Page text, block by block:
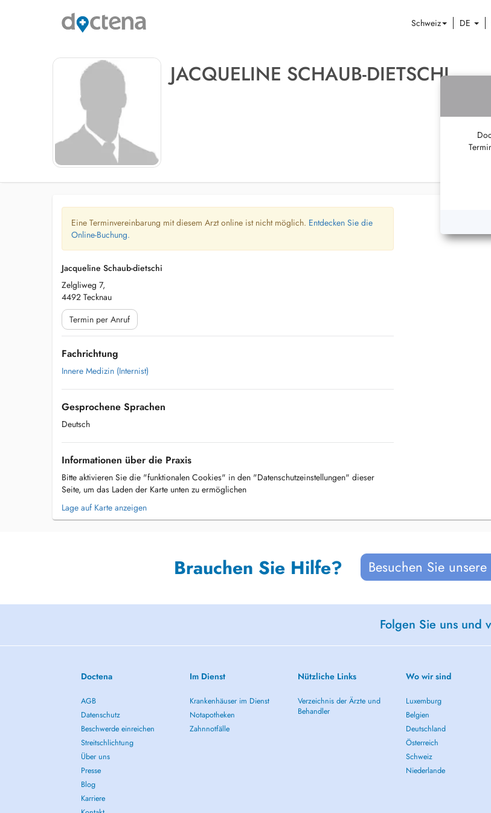
Schweiz DE
JACQUELINE SCHAUB-DIETSCHI
Eine Terminvereinbarung mit diesem Arzt online ist nicht möglich. Entdecken Sie die
Online-Buchung.
Jacqueline Schaub-dietschi
Zelgliweg 7,
4492 Tecknau
Termin per Anruf
Fachrichtung
Innere Medizin (Internist)
Gesprochene Sprachen
Deutsch
Informationen über die Praxis
Bitte aktivieren Sie die "funktionalen Cookies" in den "Datenschutzeinstellungen" dieser
Seite, um das Laden der Karte unten zu ermöglichen
Lage auf Karte anzeigen
Brauchen Sie Hilfe? Besuchen Sie
Folgen Sie uns und
Doctena
AGB
Datenschutz
Beschwerde einreichen
Streitschlichtung
Über uns
Presse
Blog
Karriere
Im Dienst
Krankenhäuser im Dienst
Notapotheken
Zahnnotfälle
Nützliche Links
Verzeichnis der Ärzte und
Behandler
Wo wir sind
Luxemburg
Belgien
Deutschland
Österreich
Schweiz
Niederlande